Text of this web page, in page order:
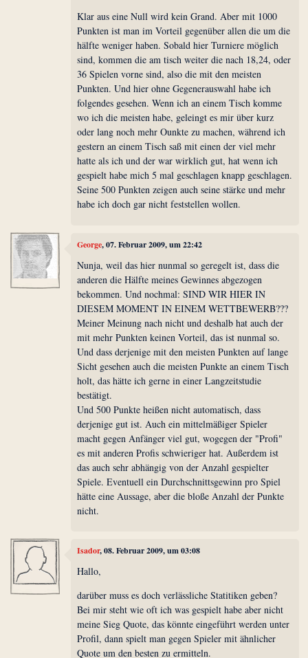
Klar aus eine Null wird kein Grand. Aber mit 1000
Punkten ist man im Vorteil gegenüber allen die um die
hälfte weniger haben. Sobald hier Turniere möglich
sind, kommen die am tisch weiter die nach 18,24, oder
36 Spielen vorne sind, also die mit den meisten
Punkten. Und hier ohne Gegenerauswahl habe ich
folgendes gesehen. Wenn ich an einem Tisch komme
wo ich die meisten habe, geleingt es mir über kurz
oder lang noch mehr Ounkte zu machen, während ich
gestern an einem Tisch saß mit einen der viel mehr
hatte als ich und der war wirklich gut, hat wenn ich
gespielt habe mich 5 mal geschlagen knapp geschlagen.
Seine 500 Punkten zeigen auch seine stärke und mehr
habe ich doch gar nicht feststellen wollen.
George, 07. Februar 2009, um 22:42
Nunja, weil das hier nunmal so geregelt ist, dass die
anderen die Hälfte meines Gewinnes abgezogen
bekommen. Und nochmal: SIND WIR HIER IN
DIESEM MOMENT IN EINEM WETTBEWERB???
Meiner Meinung nach nicht und deshalb hat auch der
mit mehr Punkten keinen Vorteil, das ist nunmal so.
Und dass derjenige mit den meisten Punkten auf lange
Sicht gesehen auch die meisten Punkte an einem Tisch
holt, das hätte ich gerne in einer Langzeitstudie
bestätigt.
Und 500 Punkte heißen nicht automatisch, dass
derjenige gut ist. Auch ein mittelmäßiger Spieler
macht gegen Anfänger viel gut, wogegen der "Profi"
es mit anderen Profis schwieriger hat. Außerdem ist
das auch sehr abhängig von der Anzahl gespielter
Spiele. Eventuell ein Durchschnittsgewinn pro Spiel
hätte eine Aussage, aber die bloße Anzahl der Punkte
nicht.
Isador, 08. Februar 2009, um 03:08
Hallo,
darüber muss es doch verlässliche Statitiken geben?
Bei mir steht wie oft ich was gespielt habe aber nicht
meine Sieg Quote, das könnte eingeführt werden unter
Profil, dann spielt man gegen Spieler mit ähnlicher
Quote um den besten zu ermitteln.